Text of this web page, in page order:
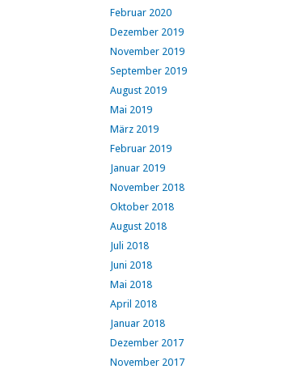
Februar 2020
Dezember 2019
November 2019
September 2019
August 2019
Mai 2019
März 2019
Februar 2019
Januar 2019
November 2018
Oktober 2018
August 2018
Juli 2018
Juni 2018
Mai 2018
April 2018
Januar 2018
Dezember 2017
November 2017